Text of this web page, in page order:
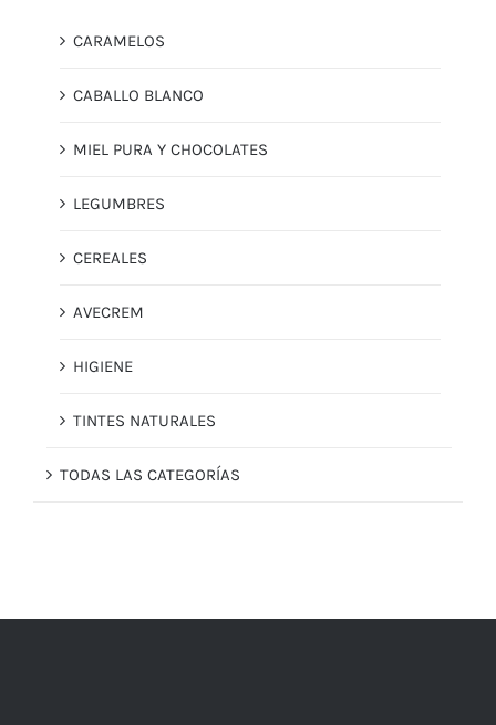
CARAMELOS
CABALLO BLANCO
MIEL PURA Y CHOCOLATES
LEGUMBRES
CEREALES
AVECREM
HIGIENE
TINTES NATURALES
TODAS LAS CATEGORÍAS